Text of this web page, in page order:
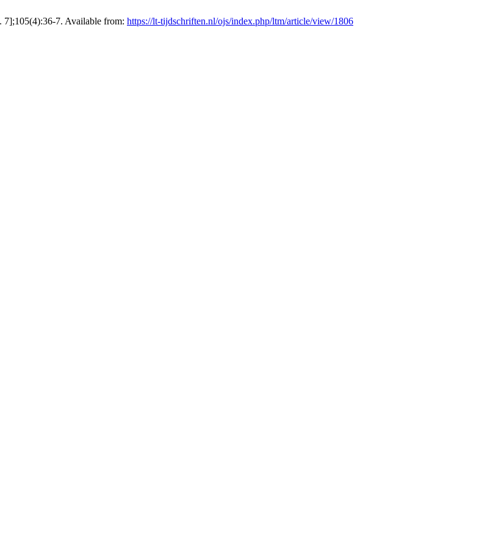
7];105(4):36-7. Available from: https://lt-tijdschriften.nl/ojs/index.php/ltm/article/view/1806